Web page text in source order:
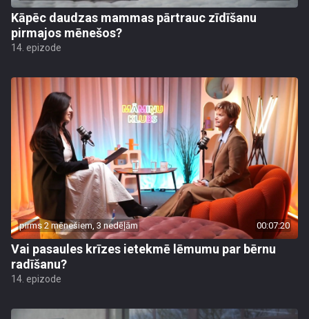
Kāpēc daudzas mammas pārtrauc zīdīšanu
pirmajos mēnešos?
14. epizode
pirms 2 mēnešiem, 3 nedēļām 00:07:20
Vai pasaules krīzes ietekmē lēmumu par bērnu
radīšanu?
14. epizode